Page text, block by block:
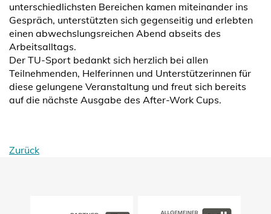
unterschiedlichsten Bereichen kamen miteinander ins
Gespräch, unterstützten sich gegenseitig und erlebten
einen abwechslungsreichen Abend abseits des
Arbeitsalltags.
Der TU-Sport bedankt sich herzlich bei allen
Teilnehmenden, Helferinnen und Unterstützerinnen für
diese gelungene Veranstaltung und freut sich bereits
auf die nächste Ausgabe des After-Work Cups.
Zurück